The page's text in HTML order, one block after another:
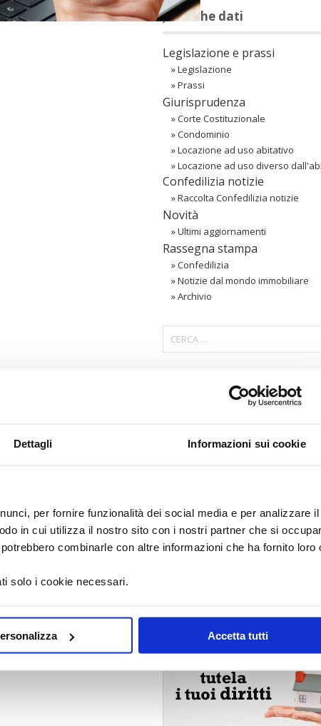
Dettagli Informazioni sui cookie
per fornire funzionalità dei social media e per analizzare il
in cui utilizza il nostro sito con i nostri partner che si
combinarle con altre informazioni che ha fornito loro
solo i cookie necessari.
Accetta tutti
〉 Banche dati
Legislazione e prassi
»Legislazione
»Prassi
Giurisprudenza
»Corte Costituzionale
»Condominio
»Locazione ad uso abitativo
»Locazione ad uso diverso
Confedilizia notizie
»Raccolta Confedilizia notizie
Novità
»Ultimi aggiornamenti
Rassegna stampa
»Confedilizia
»Notizie dal mondo immobiliare
»Archivio
〉 Area riservata
〉 5 ragioni per aderire a